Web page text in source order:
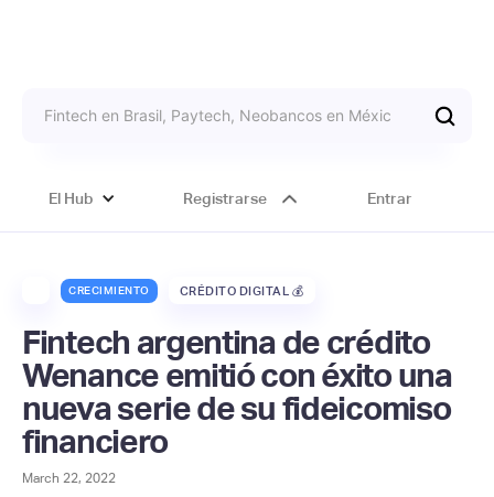
El Hub Registrarse Entrar
CRECIMIENTO CRÉDITO DIGITAL 💰
Fintech argentina de crédito
Wenance emitió con éxito una
nueva serie de su fideicomiso
financiero
March 22, 2022